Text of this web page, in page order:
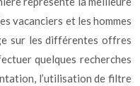
vacanciers et les hommes
sur les différentes offres
quelques recherches
l’utilisation de filtre